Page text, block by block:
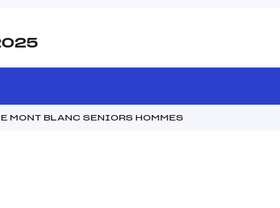
MONT BLANC SENIORS HOMMES